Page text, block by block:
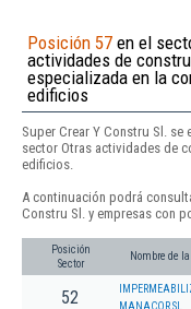
Posición 57 en el
actividades de
especializada en la
edificios
Super Crear Y Constru Sl. se
sector Otras actividades de
edificios.
A continuación podrá
Constru Sl. y empresas con
Posición
Sector
Nombre de
52
MANACOR SL